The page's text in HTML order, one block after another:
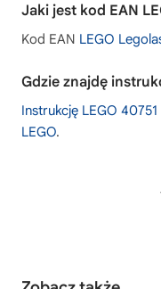
Jaki jest kod EAN
Kod EAN LEGO
Gdzie znajdę
Instrukcję LEGO 40751
LEGO.